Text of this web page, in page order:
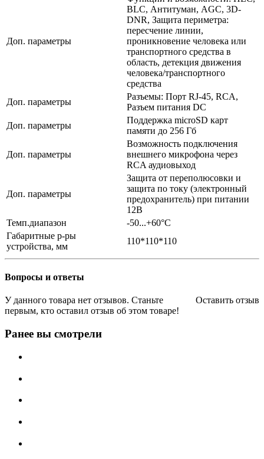
Доп. параметры
BLC, Антитуман, AGC, 3D-
DNR, Защита периметра:
переcчение линии,
проникновение человека или
транспортного средства в
область, детекция движения
человека/транспортного
средства
Доп. параметры
Разъемы: Порт RJ-45, RCA,
Разъем питания DC
Доп. параметры
Поддержка microSD карт
памяти до 256 Гб
Доп. параметры
Возможность подключения
внешнего микрофона через
RCA аудиовыход
Доп. параметры
Защита от переполюсовки и
защита по току (электронный
предохранитель) при питании
12В
Темп.диапазон
-50...+60°C
Габаритные р-ры
устройства, мм
110*110*110
Вопросы и ответы
Оставить отзыв
У данного товара нет отзывов. Станьте
первым, кто оставил отзыв об этом товаре!
Ранее вы смотрели